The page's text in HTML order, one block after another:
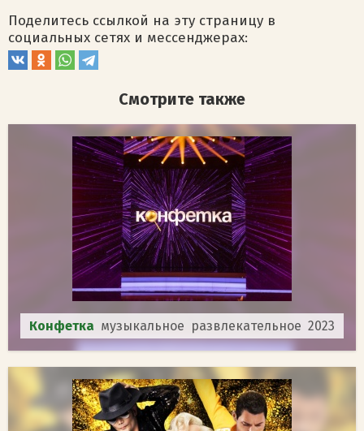
Поделитесь ссылкой на эту страницу в
социальных сетях и мессенджерах:
Смотрите также
Конфетка музыкальное развлекательное 2023